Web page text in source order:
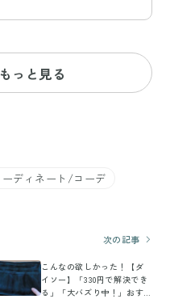
っと見る
ーディネート/コーデ
次の記事
こんなの欲しかった！【ダ
イソー】「330円で解決でき
る」「大バズり中！」おす